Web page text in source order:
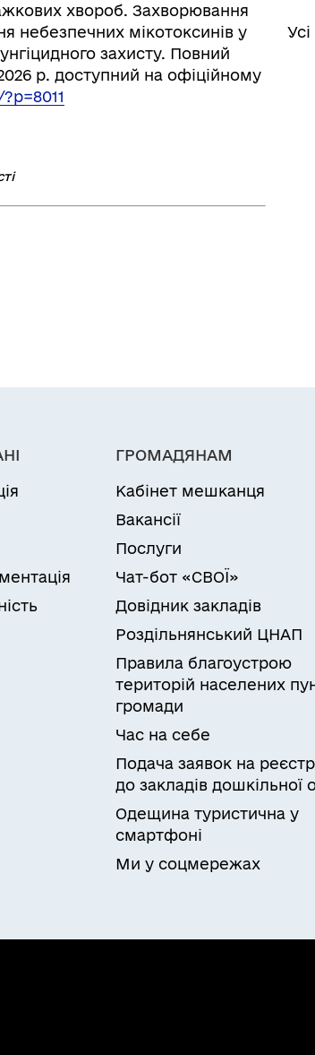
хвороб. Захворювання
небезпечних мікотоксинів у
захисту. Повний
р. доступний на офіційному
ГРОМАДЯНАМ
Кабінет мешканця
Вакансії
Послуги
Чат-бот «СВОЇ»
Довідник закладів
Роздільнянський ЦНАП
Правила благоустрою
територій населених
громади
Час на себе
Подача заявок на
до закладів дошкільної
Одещина туристична у
смартфоні
Ми у соцмережах